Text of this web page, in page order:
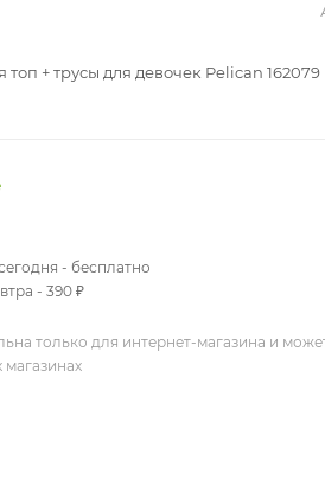
топ + трусы для девочек Pelican 162079
- бесплатно
- 390 ₽
только для интернет-магазина и
магазинах